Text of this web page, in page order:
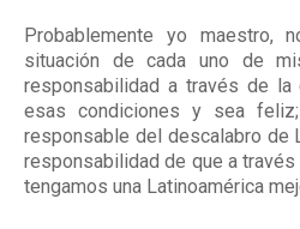
Probablemente yo
situación de cada uno de
responsabilidad a través de la
esas condiciones y sea
responsable del descalabro de
responsabilidad de que a
tengamos una Latinoamérica